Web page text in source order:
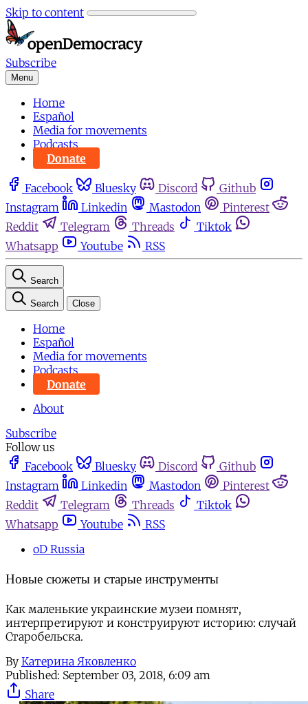
Skip to content
Subscribe
Menu
Home
Español
Media for movements
Podcasts
Donate
Facebook Bluesky Discord
Github
Instagram
Linkedin Mastodon
Pinterest
Reddit
Telegram Threads
Tiktok
Whatsapp
Youtube RSS
Search
Search Close
Home
Español
Media for movements
Podcasts
Donate
About
Subscribe
Follow us
Facebook
Bluesky Discord
Github
Instagram
Linkedin Mastodon
Pinterest
Reddit
Telegram Threads
Tiktok
Whatsapp
Youtube
RSS
oD Russia
Новые сюжеты и старые инструменты
Как маленькие украинские музеи помнят,
интерпретируют и конструируют историю: случай
Старобельска.
By Катерина Яковленко
Published: September 03, 2018, 6:09 am
Share